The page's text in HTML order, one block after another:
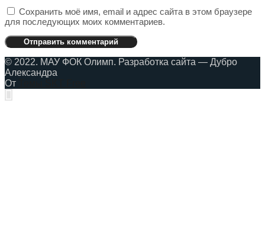
Сохранить моё имя, email и адрес сайта в этом браузере
для последующих моих комментариев.
© 2022. МАУ ФОК Олимп. Разработка сайта — Дубро
Александра
От